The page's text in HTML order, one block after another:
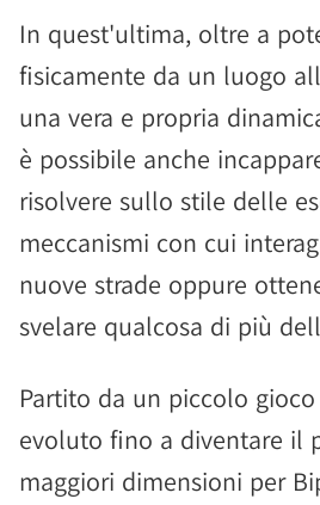
In quest'ultima, oltre a
fisicamente da un luogo
una vera e propria
è possibile anche
risolvere sullo stile delle
meccanismi con cui
nuove strade oppure
svelare qualcosa di più
Partito da un piccolo gioco
evoluto fino a diventare il
maggiori dimensioni per